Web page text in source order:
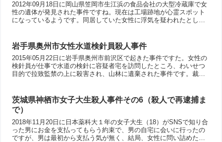
2012年09月18日に岡山県笠岡市生江浜の食品会社の大型冷蔵庫で女
性の遺体が発見された事件ですね。現在は工場跡地が心霊スポット
になっているようです。同居していた女性に浮気を疑われたとして
みとどまれれば人殺しにはならなかったんじゃないかな？交際相手
は選びましょう。
岩手県奥州市女性水道検針員殺人事件
2015年05月22日に岩手県奥州市前沢区で起きた事件ですた。女性の
検針員が仕事で水道の検針に容疑者宅を訪問したところ、わいせつ
目的で拉致監禁の上に殺害され、山林に遺棄された事件です。裁判
た。女性が単独で仕事をするような場合、被害を防止するような対
策が必要であると思います。
茨城県神栖市女子大生殺人事件その6（殺人で再逮捕ま
で）
2018年11月20日に日本薬科大１年の女子大生（18）がSNSで知り合
った男にお金を支払ってもらう約束で、男の自宅に会いに行ったの
ですが、男は最初から支払う気が無く、結局、女性に問い詰めたと